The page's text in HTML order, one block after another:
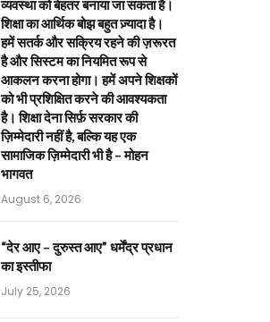
व्यवस्था को बेहतर बनाया जा सकता है।
शिक्षा का आर्थिक बोझ बहुत ज़्यादा है।
हमें सतर्क और सक्रिय रहने की ज़रूरत
है और सिस्टम का नियमित रूप से
आकलन करना होगा। हमें अपने शिक्षकों
को भी प्रशिक्षित करने की आवश्यकता
है। शिक्षा देना सिर्फ़ सरकार की
ज़िम्मेदारी नहीं है, बल्कि यह एक
सामाजिक ज़िम्मेदारी भी है – मोहन
भागवत
August 6, 2026
“देर आए – दुरुस्त आए” धर्मेंद्र प्रधान
का इस्तीफा
July 25, 2026